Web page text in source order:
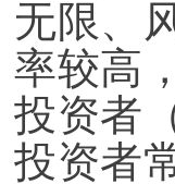
无限、
率较高
投资者
投资者